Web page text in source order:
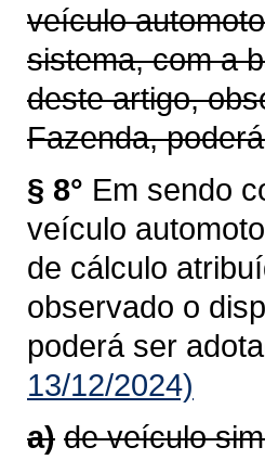
veículo
sistema, com a
deste artigo,
Fazenda,
§ 8° Em sendo
veículo
de cálculo
observado o
poderá ser
13/12/2024)
a) de veículo